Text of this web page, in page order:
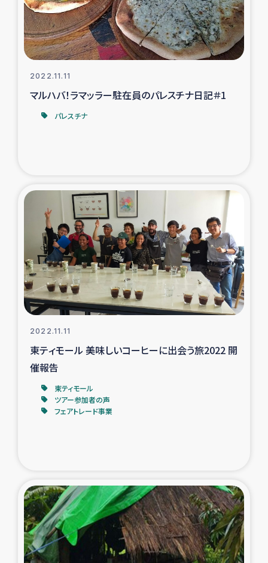
2022.11.11
マルハバ！ラマッラー駐在員のパレスチナ日記＃1
パレスチナ
2022.11.11
東ティモール 美味しいコーヒーに出会う旅2022 開
催報告
東ティモール
ツアー参加者の声
フェアトレード事業